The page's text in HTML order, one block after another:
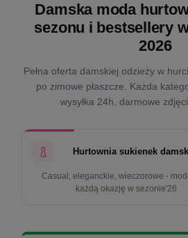
Damska moda
sezonu i bestsellery
2026
Pełna oferta damskiej odzieży w
po zimowe płaszcze. Każda
wysyłka 24h, darmowe
Hurtownia sukienek
Casual, eleganckie, wieczorowe -
każdą okazję w sezonie'26